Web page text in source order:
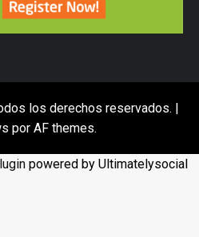
los derechos reservados. |
por AF themes.
powered by Ultimatelysocial